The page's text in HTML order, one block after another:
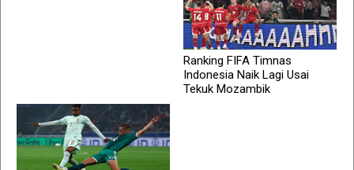
Ranking FIFA Timnas
Indonesia Naik Lagi Usai
Tekuk Mozambik